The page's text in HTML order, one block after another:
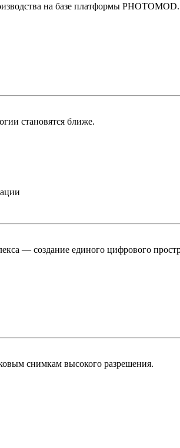
на базе платформы PHOTOMOD.
становятся ближе.
— создание единого цифрового
снимкам высокого разрешения.